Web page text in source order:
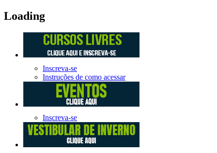
Loading
Inscreva-se
Instruções de como acessar
Inscreva-se